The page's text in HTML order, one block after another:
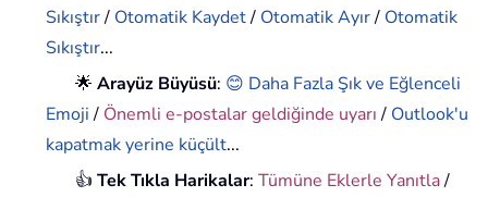
Sıkıştır/ Otomatik Kaydet/ Otomatik Ayır/ Otomatik
Sıkıştır...
🌟Arayüz Büyüsü: 😊 Daha Fazla Şık ve Eğlenceli
Emoji/ Önemli e-postalar geldiğinde uyarı/ Outlook'u
kapatmak yerine küçült...
👍Tek Tıkla Harikalar:Tümüne Eklerle Yanıtla/